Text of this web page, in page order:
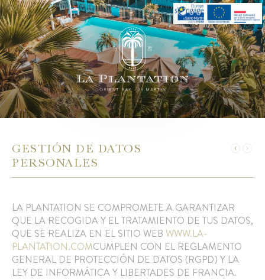
GESTIÓN DE DATOS
PERSONALES
LA PLANTATION SE COMPROMETE A GARANTIZAR
QUE LA RECOGIDA Y EL TRATAMIENTO DE TUS DATOS,
QUE SE REALIZA EN EL SITIO WEB WWW.LA-
PLANTATION.COMCUMPLEN CON EL REGLAMENTO
GENERAL DE PROTECCIÓN DE DATOS (RGPD) Y LA
LEY DE INFORMÁTICA Y LIBERTADES DE FRANCIA.